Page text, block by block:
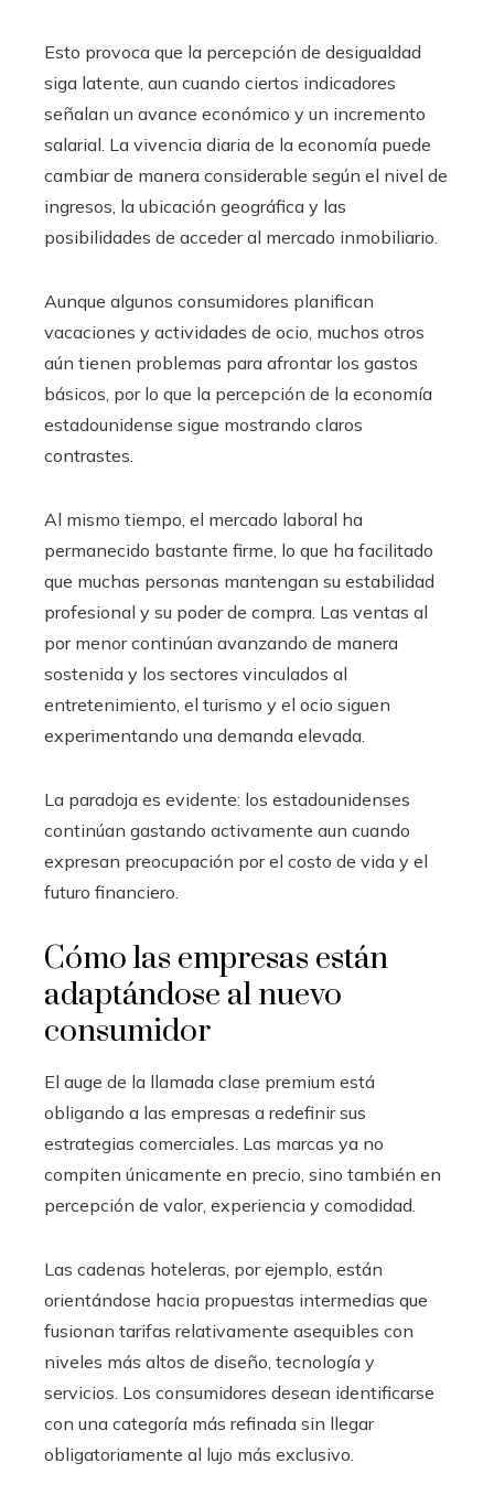
Esto provoca que la percepción de desigualdad
siga latente, aun cuando ciertos indicadores
señalan un avance económico y un incremento
salarial. La vivencia diaria de la economía puede
cambiar de manera considerable según el nivel de
ingresos, la ubicación geográfica y las
posibilidades de acceder al mercado inmobiliario.
Aunque algunos consumidores planifican
vacaciones y actividades de ocio, muchos otros
aún tienen problemas para afrontar los gastos
básicos, por lo que la percepción de la economía
estadounidense sigue mostrando claros
contrastes.
Al mismo tiempo, el mercado laboral ha
permanecido bastante firme, lo que ha facilitado
que muchas personas mantengan su estabilidad
profesional y su poder de compra. Las ventas al
por menor continúan avanzando de manera
sostenida y los sectores vinculados al
entretenimiento, el turismo y el ocio siguen
experimentando una demanda elevada.
La paradoja es evidente: los estadounidenses
continúan gastando activamente aun cuando
expresan preocupación por el costo de vida y el
futuro financiero.
Cómo las empresas están
adaptándose al nuevo
consumidor
El auge de la llamada clase premium está
obligando a las empresas a redefinir sus
estrategias comerciales. Las marcas ya no
compiten únicamente en precio, sino también en
percepción de valor, experiencia y comodidad.
Las cadenas hoteleras, por ejemplo, están
orientándose hacia propuestas intermedias que
fusionan tarifas relativamente asequibles con
niveles más altos de diseño, tecnología y
servicios. Los consumidores desean identificarse
con una categoría más refinada sin llegar
obligatoriamente al lujo más exclusivo.